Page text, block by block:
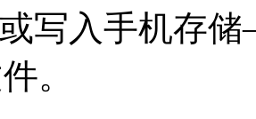
写入手机存
。